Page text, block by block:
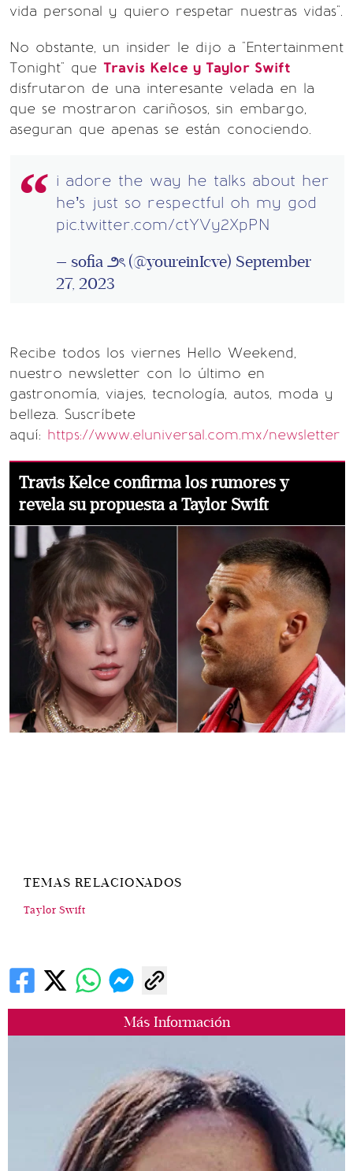
Más Información
vida personal y quiero respetar nuestras vidas".
No obstante, un insider le dijo a "Entertainment
Tonight" que Travis Kelce y Taylor Swift
disfrutaron de una interesante velada en la
que se mostraron cariñosos, sin embargo,
aseguran que apenas se están conociendo.
i adore the way he talks about her
he’s just so respectful oh my god
pic.twitter.com/ctYVy2XpPN
— sofia ౨ৎ (@youreinIcve) September
27, 2023
Recibe todos los viernes Hello Weekend,
nuestro newsletter con lo último en
gastronomía, viajes, tecnología, autos, moda y
belleza. Suscríbete
aquí: https://www.eluniversal.com.mx/newsletter
Travis Kelce confirma los rumores y
revela su propuesta a Taylor Swift
TEMAS RELACIONADOS
Taylor Swift